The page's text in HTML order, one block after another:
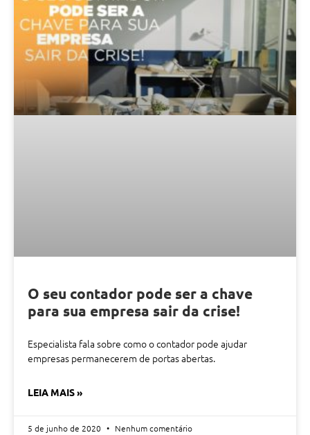
O seu contador pode ser a chave
para sua empresa sair da crise!
Especialista fala sobre como o contador pode ajudar
empresas permanecerem de portas abertas.
LEIA MAIS »
5 de junho de 2020 Nenhum comentário